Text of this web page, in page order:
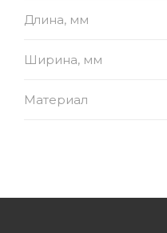
Длина, мм
Ширина, мм
Материал